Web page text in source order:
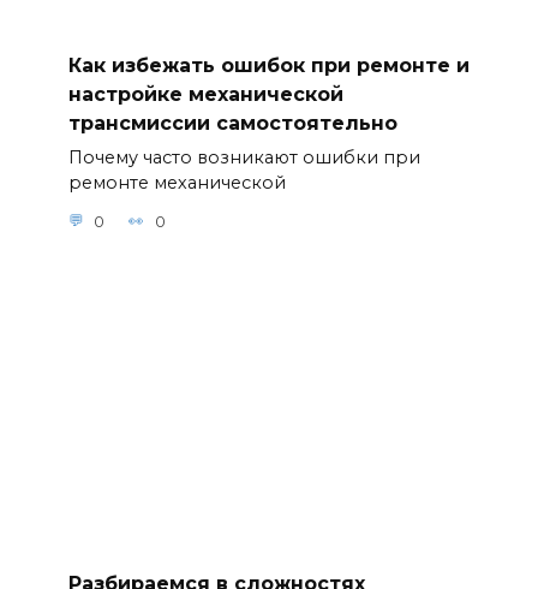
Как избежать ошибок при ремонте и
настройке механической
трансмиссии самостоятельно
Почему часто возникают ошибки при
ремонте механической
0 0
Разбираемся в сложностях